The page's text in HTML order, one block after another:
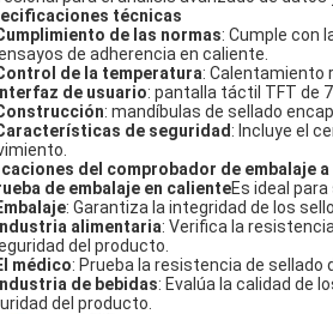
técnicas
de las normas: Cumple con
de adherencia en caliente.
de la temperatura: Calentamiento
de usuario: pantalla táctil TFT de
: mandíbulas de sellado
de seguridad : Incluye el
del comprobador de embalaje
de embalaje en calienteEs ideal
: Garantiza la integridad de los
alimentaria: Verifica la
del producto.
médico: Prueba la resistencia de
de bebidas: Evalúa la calidad de
del producto.